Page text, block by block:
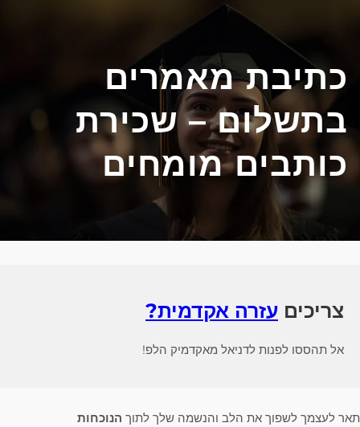
כתיבת מאמרים
בתשלום – שכירת
כותבים מומחים
צריכים עזרה אקדמית?
אל תהססו לפנות לדניאל מאקדמיק הלפ!
תאר לעצמך לשפוך את הלב והנשמה שלך לתוך הנוכחות